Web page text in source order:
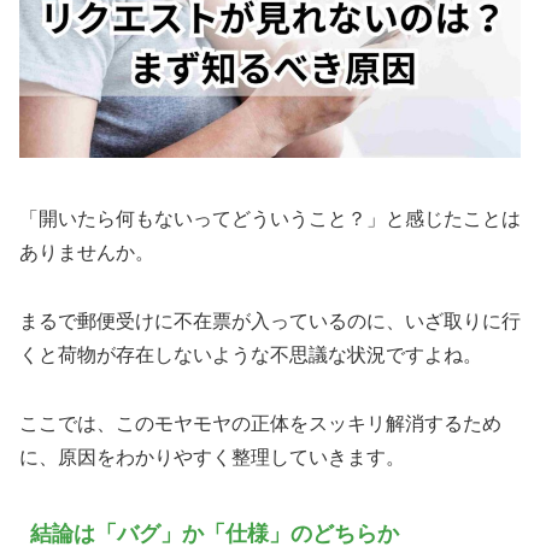
「開いたら何もないってどういうこと？」と感じたことは
ありませんか。
まるで郵便受けに不在票が入っているのに、いざ取りに行
くと荷物が存在しないような不思議な状況ですよね。
ここでは、このモヤモヤの正体をスッキリ解消するため
に、原因をわかりやすく整理していきます。
結論は「バグ」か「仕様」のどちらか